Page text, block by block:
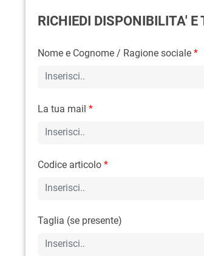
RICHIEDI DISPONIBILITA' E
Nome e Cognome / Ragione sociale *
La tua mail *
Codice articolo *
Taglia (se presente)